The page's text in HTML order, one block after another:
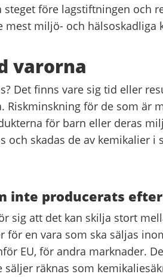
före lagstiftningen och
mest miljö- och hälsoskadliga
varorna
Det finns vare sig tid eller
Riskminskning för de som är
för barn eller deras
och skadas de av kemikalier i
inte producerats efter
sig att det kan skilja stort
för en vara som ska säljas
EU, för andra marknader.
räknas som